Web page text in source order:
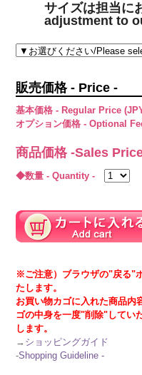
サイズは担当に
adjustment to
販売価格 - Price -
基本価格 - Regular Price
オプション価格 - Optional
商品価格 -Sales
◆数量 - Quantity -
※ご注意）ブラウザの"戻る"
たします。
お買い物カゴに入れた商品内
ゴの中身を一度"削除"してい
します。
→ ショッピングガイド
-Shopping Guideline -